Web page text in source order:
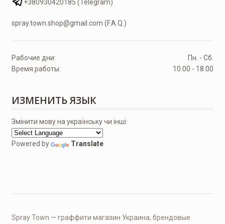
+380930420185 (Telegram)
spray.town.shop@gmail.com (F.A.Q.)
Рабочие дни:
Пн. - Сб.
Время работы:
10.00 - 18.00
ИЗМЕНИТЬ ЯЗЫК
Змінити мову на українську чи інші:
Powered by Translate
Spray Town — граффити магазин Украина, брендовые